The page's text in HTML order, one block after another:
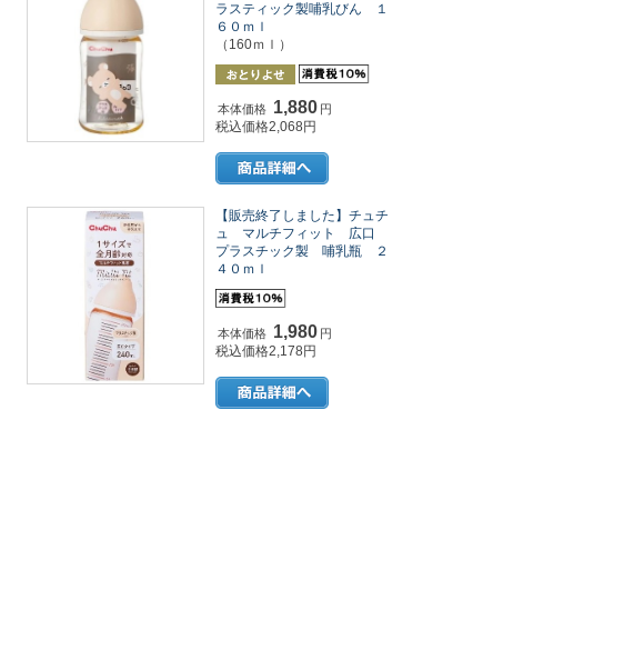
ラスティック製哺乳びん １
６０ｍｌ
（160ｍｌ）
本体価格 1,880 円
税込価格2,068円
【販売終了しました】チュチ
ュ マルチフィット 広口
プラスチック製 哺乳瓶 ２
４０ｍｌ
本体価格 1,980 円
税込価格2,178円